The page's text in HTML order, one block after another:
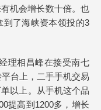
机会增长数十倍。也
到了海峡资本领投的3
理相昌峰在接受南七
台上，二手手机交易
以上。从手机这个品
提高到1200多，增长